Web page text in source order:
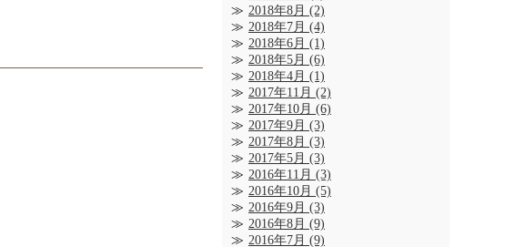
2018年8月 (2)
2018年7月 (4)
2018年6月 (1)
2018年5月 (6)
2018年4月 (1)
2017年11月 (2)
2017年10月 (6)
2017年9月 (3)
2017年8月 (3)
2017年5月 (3)
2016年11月 (3)
2016年10月 (5)
2016年9月 (3)
2016年8月 (9)
2016年7月 (9)